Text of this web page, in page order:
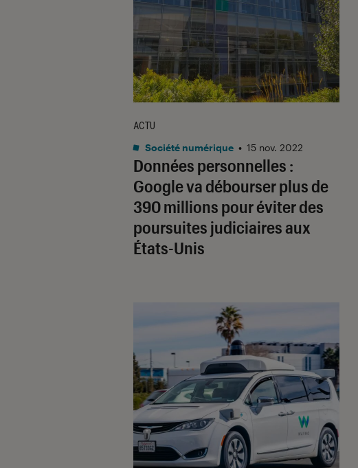
Données personnelles :
Google va débourser plus de
390 millions pour éviter des
poursuites judiciaires aux
États-Unis
ACTU
Société numérique • 15 nov. 2022